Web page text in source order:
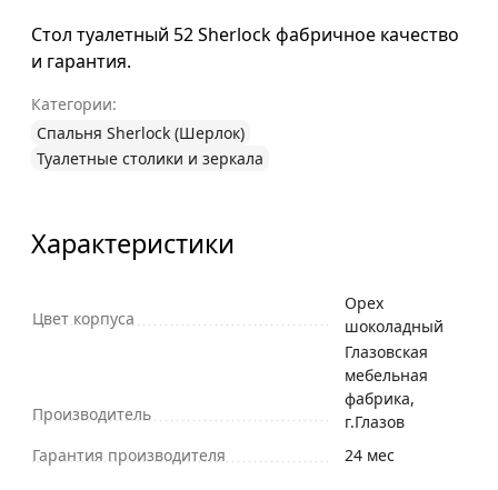
Стол туалетный 52 Sherlock фабричное качество
и гарантия.
Категории:
Спальня Sherlock (Шерлок)
Туалетные столики и зеркала
Характеристики
Цвет корпуса
Орех
шоколадный
Производитель
Глазовская
мебельная
фабрика,
г.Глазов
Гарантия производителя
24 мес